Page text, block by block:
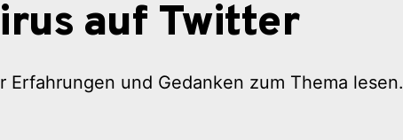
auf Twitter
und Gedanken zum Thema lesen.